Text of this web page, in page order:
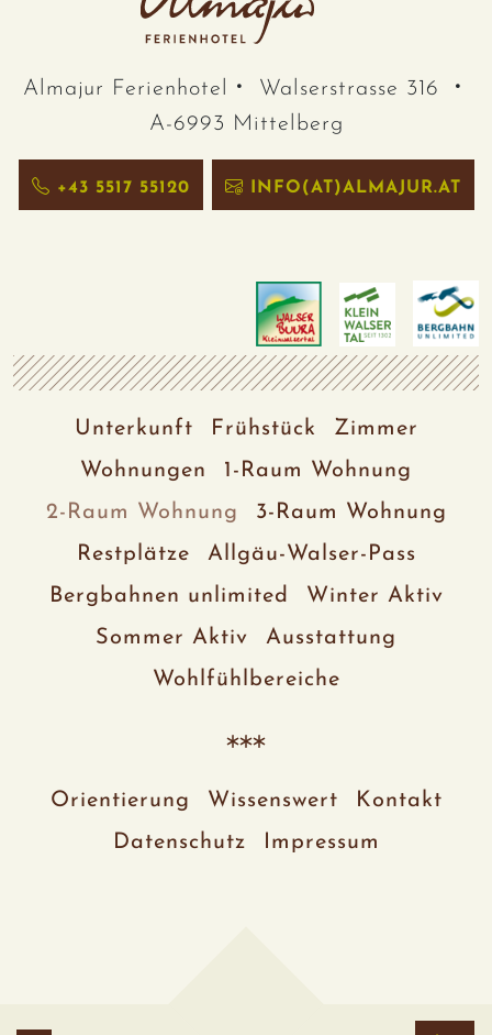
Almajur Ferienhotel
Walserstrasse 316
A-6993 Mittelberg
+43 5517 55120 INFO(AT)ALMAJUR.AT
Unterkunft Frühstück
Zimmer
Wohnungen
1-Raum Wohnung
2-Raum Wohnung
3-Raum Wohnung
Restplätze
Allgäu-Walser-Pass
Bergbahnen unlimited
Winter Aktiv
Sommer Aktiv
Ausstattung
Wohlfühlbereiche
Orientierung Wissenswert
Kontakt
Datenschutz
Impressum